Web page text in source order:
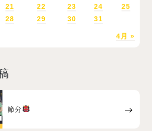
4月 »
21 22 23 24
25
28 29 30 31
節分